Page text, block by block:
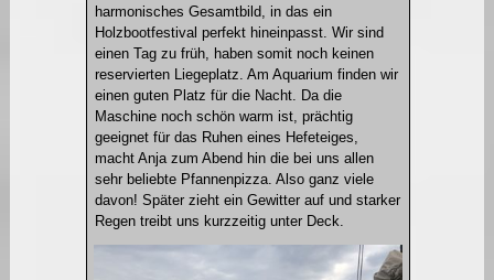
harmonisches Gesamtbild, in das ein
Holzbootfestival perfekt hineinpasst. Wir sind
einen Tag zu früh, haben somit noch keinen
reservierten Liegeplatz. Am Aquarium finden wir
einen guten Platz für die Nacht. Da die
Maschine noch schön warm ist, prächtig
geeignet für das Ruhen eines Hefeteiges,
macht Anja zum Abend hin die bei uns allen
sehr beliebte Pfannenpizza. Also ganz viele
davon! Später zieht ein Gewitter auf und starker
Regen treibt uns kurzzeitig unter Deck.